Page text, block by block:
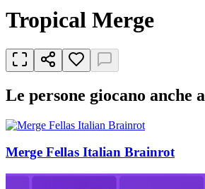
Tropical Merge
Le persone giocano anche a
Merge Fellas Italian Brainrot